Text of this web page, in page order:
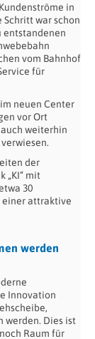
in
war schon
entstandenen
vom Bahnhof
für
neuen Center
vor Ort
auch weiterhin
der
„KI“ mit
30
einer attraktive
werden
Innovation
werden. Dies ist
Raum für